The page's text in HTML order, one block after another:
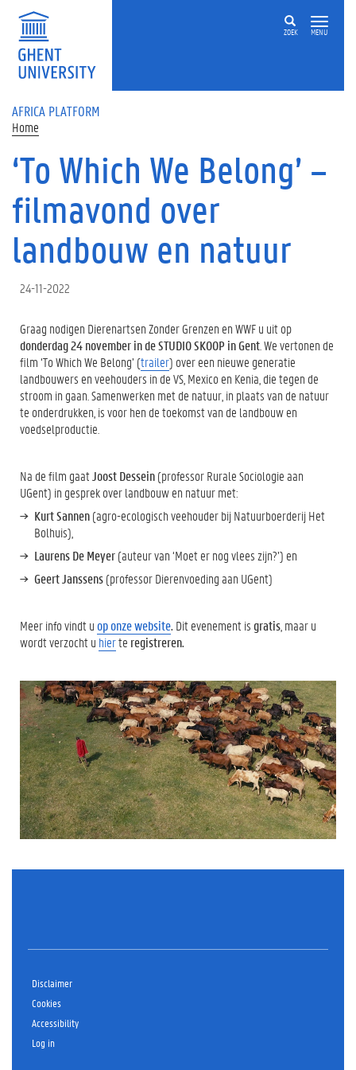
Skip to main content
ZOEK MENU
AFRICA PLATFORM
Home
‘To Which We Belong’ –
filmavond over
landbouw en natuur
24-11-2022
Graag nodigen Dierenartsen Zonder Grenzen en WWF u uit op
donderdag24 november in de STUDIO SKOOP in Gent . We vertonen de
film ‘To Which We Belong’ (trailer) over een nieuwe generatie
landbouwers en veehouders in de VS, Mexico en Kenia, die tegen de
stroom in gaan. Samenwerken met de natuur, in plaats van de natuur
te onderdrukken, is voor hen de toekomst van de landbouw en
voedselproductie.
Na de film gaatJoost Dessein(professor Rurale Sociologie aan
UGent) in gesprek over landbouw en natuur met:
Kurt Sannen(agro-ecologisch veehouder bij Natuurboerderij Het
Bolhuis),
Laurens De Meyer(auteur van ‘Moet er nog vlees zijn?’) en
Geert Janssens(professor Dierenvoeding aan UGent)
Meer info vindt uop onze website. Dit evenement isgratis , maar u
wordt verzocht u hierte registreren.
Disclaimer
Cookies
Accessibility
Log in